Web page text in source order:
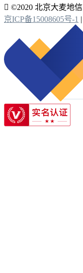
 ©2020 北京大麦地
京ICP备15008605号-1 |